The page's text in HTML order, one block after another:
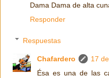
Dama Dama de alta
Responder
Respuestas
Chafardero
17
Ésa es una de las